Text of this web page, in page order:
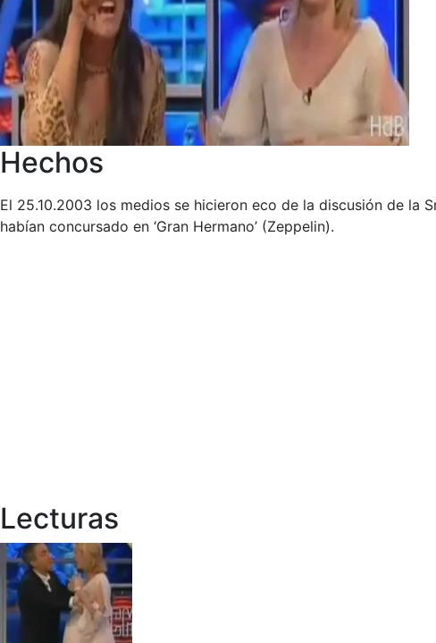
Hechos
El 25.10.2003 los medios se hicieron eco de la discusión de la
habían concursado en ‘Gran Hermano’ (Zeppelin).
Lecturas